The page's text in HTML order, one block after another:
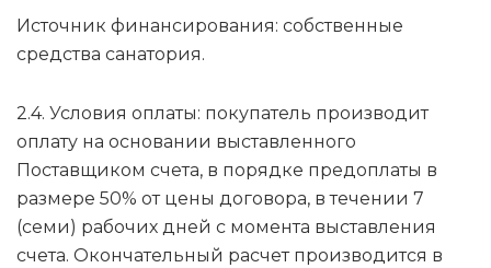
Источник финансирования: собственные
средства санатория.
2.4. Условия оплаты: покупатель производит
оплату на основании выставленного
Поставщиком счета, в порядке предоплаты в
размере 50% от цены договора, в течении 7
(семи) рабочих дней с момента выставления
счета. Окончательный расчет производится в